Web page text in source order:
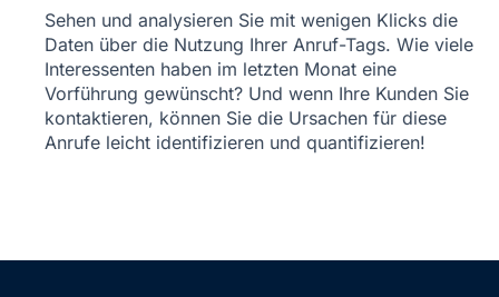
Sehen und analysieren Sie mit wenigen Klicks die
Daten über die Nutzung Ihrer Anruf-Tags. Wie viele
Interessenten haben im letzten Monat eine
Vorführung gewünscht? Und wenn Ihre Kunden Sie
kontaktieren, können Sie die Ursachen für diese
Anrufe leicht identifizieren und quantifizieren!